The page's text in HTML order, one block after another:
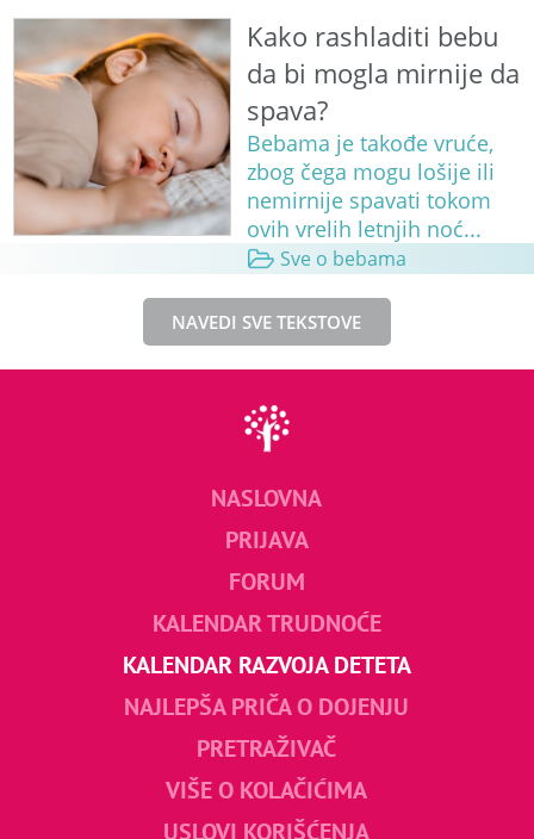
Kako rashladiti bebu
da bi mogla mirnije da
spava?
Bebama je takođe vruće,
zbog čega mogu lošije ili
nemirnije spavati tokom
ovih vrelih letnjih noć...
Sve o bebama
NAVEDI SVE TEKSTOVE
NASLOVNA
PRIJAVA
FORUM
KALENDAR TRUDNOĆE
KALENDAR RAZVOJA DETETA
NAJLEPŠA PRIČA O DOJENJU
PRETRAŽIVAČ
VIŠE O KOLAČIĆIMA
USLOVI KORIŠĆENJA